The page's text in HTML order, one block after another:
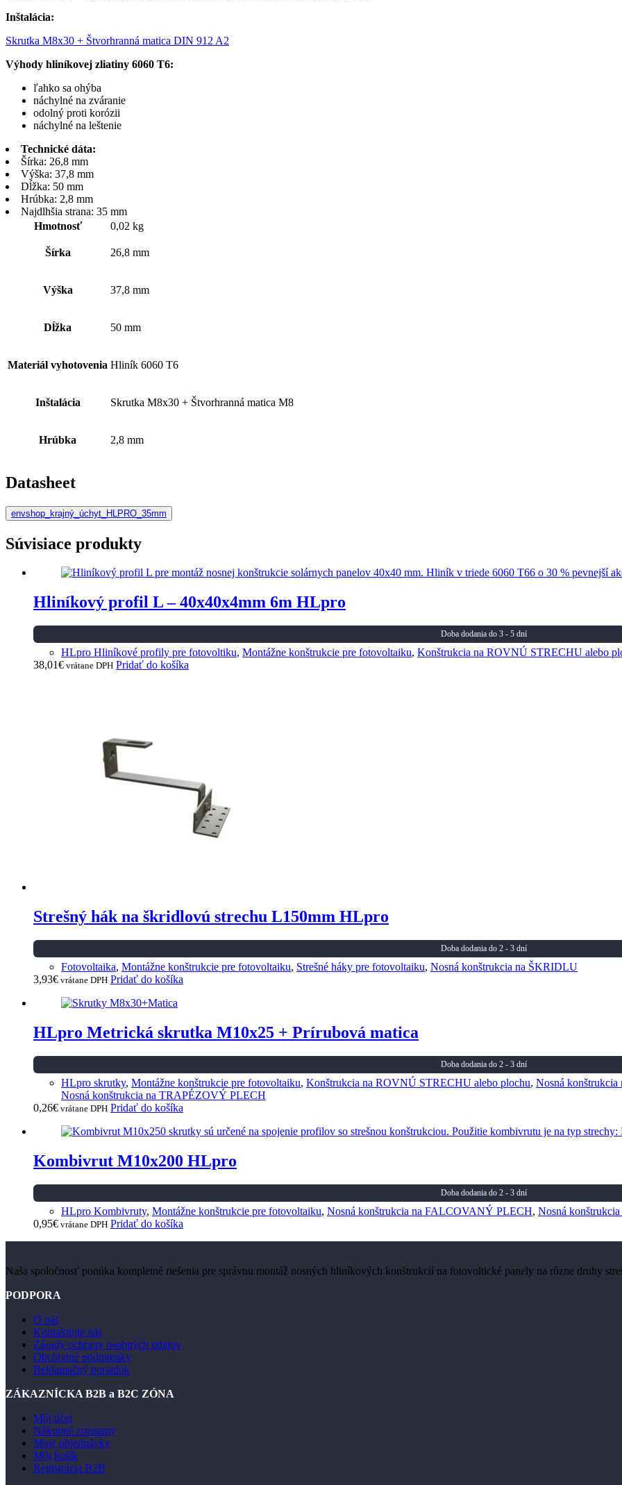
Inštalácia:
Skrutka M8x30 + Štvorhranná matica DIN 912 A2
Výhody hliníkovej zliatiny 6060 T6:
ľahko sa ohýba
náchylné na zváranie
odolný proti korózii
náchylné na leštenie
Technické dáta:
Šírka: 26,8 mm
Výška: 37,8 mm
Dĺžka: 50 mm
Hrúbka: 2,8 mm
Najdlhšia strana: 35 mm
Hmotnosť
0,02 kg
Šírka 26,8 mm
Výška 37,8 mm
Dĺžka 50 mm
Materiál vyhotovenia Hliník 6060 T6
Inštalácia Skrutka M8x30 + Štvorhranná matica M8
Hrúbka 2,8 mm
Datasheet
envshop_krajný_úchyt_HLPRO_35mm
Súvisiace produkty
Hliníkový profil L – 40x40x4mm 6m HLpro
Doba dodania do 3 - 5 dní
HLpro Hliníkové profily pre fotovoltiku, Montážne konštrukcie pre fotovoltaiku, Konštrukcia na ROVNÚ STRECHU alebo
38,01€ vrátane DPH Pridať do košíka
Strešný hák na škridlovú strechu L150mm HLpro
Doba dodania do 2 - 3 dní
Fotovoltaika, Montážne konštrukcie pre fotovoltaiku, Strešné háky pre fotovoltaiku, Nosná konštrukcia na ŠKRIDLU
3,93€ vrátane DPH Pridať do košíka
HLpro Metrická skrutka M10x25 + Prírubová matica
Doba dodania do 2 - 3 dní
HLpro skrutky, Montážne konštrukcie pre fotovoltaiku, Konštrukcia na ROVNÚ STRECHU alebo plochu, Nosná
Nosná konštrukcia na TRAPÉZOVÝ PLECH
0,26€ vrátane DPH Pridať do košíka
Kombivrut M10x200 HLpro
Doba dodania do 2 - 3 dní
HLpro Kombivruty, Montážne konštrukcie pre fotovoltaiku, Nosná konštrukcia na FALCOVANÝ PLECH, Nosná
0,95€ vrátane DPH Pridať do košíka
Naša spoločnosť ponúka kompletné riešenia pre správnu montáž nosných hliníkových konštrukcií na fotovoltické panely na rôzne druhy
PODPORA
O nás
Kontaktujte nás
Zásady ochrany osobných údajov
Obchodné podmienky
Reklamačný poriadok
ZÁKAZNÍCKA B2B a B2C ZÓNA
Môj účet
Nákupné zoznamy
Moje objednávky
Môj košík
Registrácia B2B